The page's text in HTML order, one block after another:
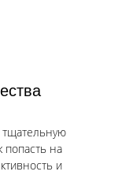
тщательную
попасть на
и